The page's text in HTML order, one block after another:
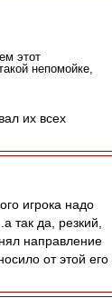
этот
непомойке,
их всех
игрока надо
так да, резкий,
направление
от этой его